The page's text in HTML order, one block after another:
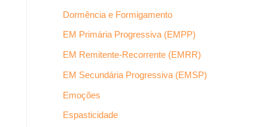
Dormência e Formigamento
EM Primária Progressiva (EMPP)
EM Remitente-Recorrente (EMRR)
EM Secundária Progressiva (EMSP)
Emoções
Espasticidade